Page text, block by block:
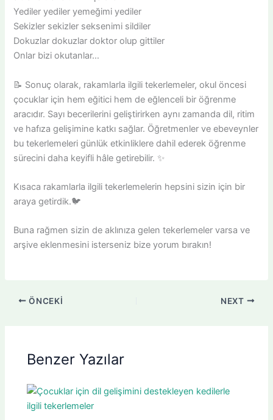
Yediler yediler yemeğimi yediler
Sekizler sekizler seksenimi sildiler
Dokuzlar dokuzlar doktor olup gittiler
Onlar bizi okutanlar…
📝 Sonuç olarak, rakamlarla ilgili tekerlemeler, okul öncesi
çocuklar için hem eğitici hem de eğlenceli bir öğrenme
aracıdır. Sayı becerilerini geliştirirken aynı zamanda dil, ritim
ve hafıza gelişimine katkı sağlar. Öğretmenler ve ebeveynler
bu tekerlemeleri günlük etkinliklere dahil ederek öğrenme
sürecini daha keyifli hâle getirebilir. ✨
Kısaca rakamlarla ilgili tekerlemelerin hepsini sizin için bir
araya getirdik.🐦
Buna rağmen sizin de aklınıza gelen tekerlemeler varsa ve
arşive eklenmesini isterseniz bize yorum bırakın!
ÖNCEKI NEXT
Benzer Yazılar